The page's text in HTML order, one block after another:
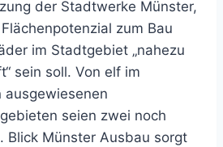
der Stadtwerke Münster,
zum Bau
im Stadtgebiet „nahezu
sein soll. Von elf im
ausgewiesenen
seien zwei noch
Blick Münster Ausbau sorgt